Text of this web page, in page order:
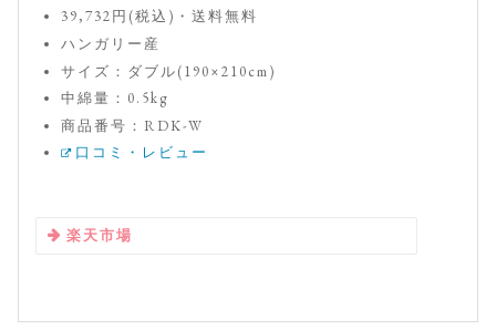
39,732円(税込)・送料無料
ハンガリー産
サイズ：ダブル(190×210cm)
中綿量：0.5kg
商品番号：RDK-W
口コミ・レビュー
楽天市場